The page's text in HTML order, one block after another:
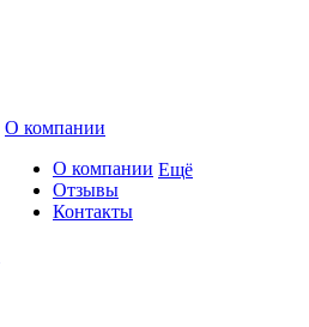
О компании
О компании
Отзывы
Контакты
Ещё